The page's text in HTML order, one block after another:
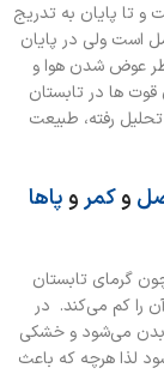
و تا پایان به‌ تدریج
است ولی در پایان
عوض‌ شدن هوا و
قوت ها در تابستان
رفته، طبیعت
وکمرو پاها
گرمای تابستان
را کم می‌کند. در
بدن می‌شود و خشکی
لذا هرچه که باعث